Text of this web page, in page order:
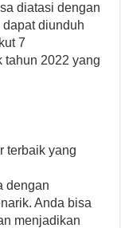
diatasi dengan
diunduh
7
tahun 2022 yang
terbaik yang
dengan
Anda bisa
menjadikan